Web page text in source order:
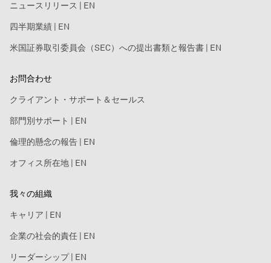
ニュースリリース | EN
四半期業績 | EN
米国証券取引委員会（SEC）への提出書類と報告書 | EN
お問合わせ
クライアント・サポート＆セールス
部門別サポート | EN
倫理的懸念の報告 | EN
オフィス所在地 | EN
我々の組織
キャリア | EN
企業の社会的責任 | EN
リーダーシップ | EN